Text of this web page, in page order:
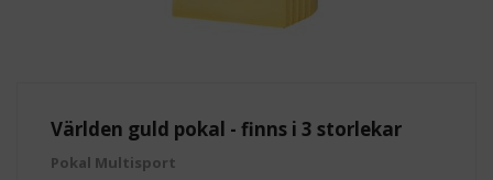
Världen guld pokal - finns i 3 storlekar
Pokal Multisport